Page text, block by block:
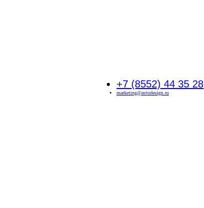
+7 (8552) 44 35 28
marketing@avtodesign.ru